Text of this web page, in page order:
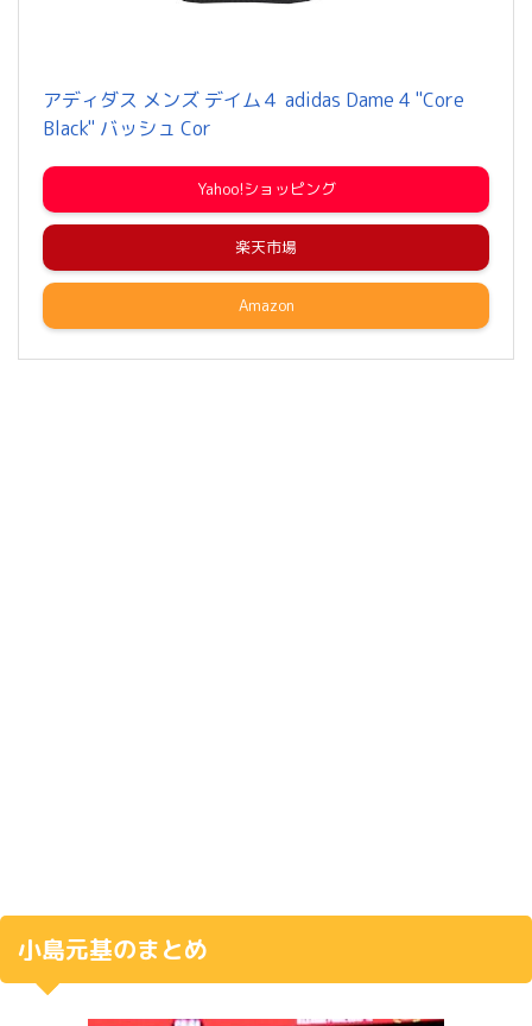
アディダス メンズ デイム４ adidas Dame 4 "Core
Black" バッシュ Cor
Yahoo!ショッピング
楽天市場
Amazon
小島元基のまとめ